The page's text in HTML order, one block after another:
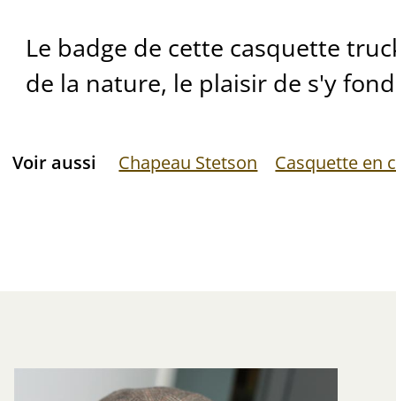
Le badge de cette casquette
de la nature, le plaisir de s'y
Voir aussi Chapeau Stetson Casquette en